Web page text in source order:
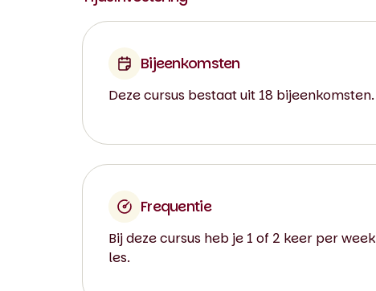
Bijeenkomsten
Deze cursus bestaat uit 18 bijeenkomsten.
Frequentie
Bij deze cursus heb je 1 of 2 keer per week
les.